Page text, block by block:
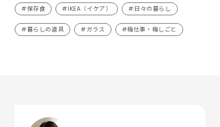
#保存食 #IKEA（イケア） #日々の暮らし
#暮らしの道具 #ガラス #梅仕事・梅しごと